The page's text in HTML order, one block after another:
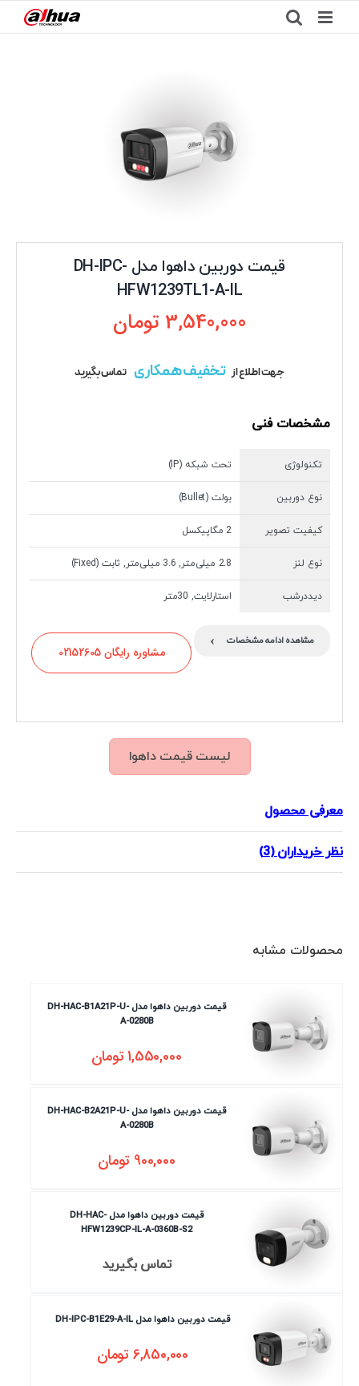
to
قیمت دوربین داهوا مدل DH-IPC-
HFW1239TL1-A-IL
3,540,000 تومان
جهت اطلاع از تخفیف همکاری تماس بگیرید
مشخصات فنی
تکنولوژی تحت شبکه (IP)
نوع دوربین بولت (Bullet)
کیفیت تصویر 2 مگاپیکسل
نوع لنز 2.8 میلی‌متر, 3.6 میلی‌متر, ثابت (Fixed)
دیددرشب استارلایت, 30متر
مشاهده ادامه مشخصات ›
مشاوره رایگان 02152605
لیست قیمت داهوا
معرفی محصول
نظر خریداران (3)
محصولات مشابه
قیمت دوربین داهوا مدل DH-HAC-B1A21P-U-
A-0280B
1,550,000تومان
قیمت دوربین داهوا مدل DH-HAC-B2A21P-U-
A-0280B
900,000 تومان
قیمت دوربین داهوا مدل DH-HAC-
HFW1239CP-IL-A-0360B-S2
تماس بگیرید
قیمت دوربین داهوا مدل DH-IPC-B1E29-A-IL
6,850,000تومان